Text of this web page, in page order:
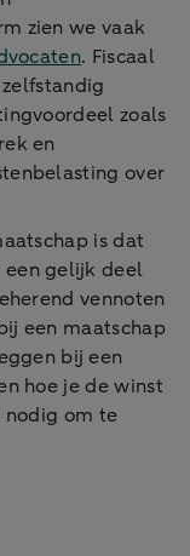
zien we vaak
. Fiscaal
zoals
en
over
is dat
een gelijk deel
vennoten
een maatschap
bij een
hoe je de winst
om te